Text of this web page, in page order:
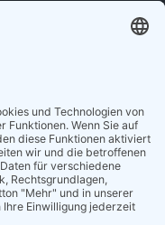
– regelmäßig in Ihrem